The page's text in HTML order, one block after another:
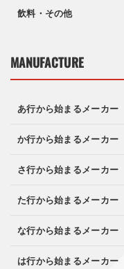
飲料・その他
MANUFACTURE
あ行から始まるメーカー
か行から始まるメーカー
さ行から始まるメーカー
た行から始まるメーカー
な行から始まるメーカー
は行から始まるメーカー